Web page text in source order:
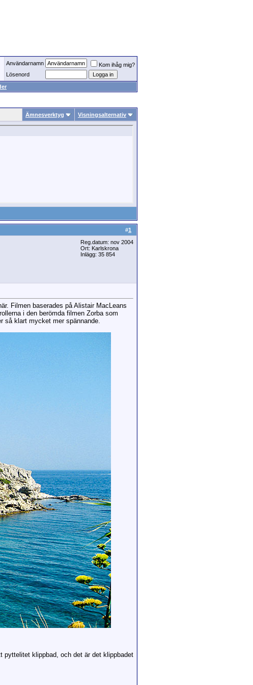
Användarnamn
Kom ihåg mig?
Lösenord
Ämnesverktyg Visningsalternativ
#1
Reg.datum: nov 2004
Ort: Karlskrona
Inlägg: 35 854
Filmen baserades på Alistair MacLeans
i den berömda filmen Zorba som
så klart mycket mer spännande.
pyttelitet klippbad, och det är det klippbadet